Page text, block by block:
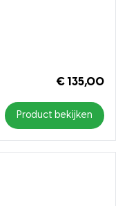
€ 135,00
Product bekijken